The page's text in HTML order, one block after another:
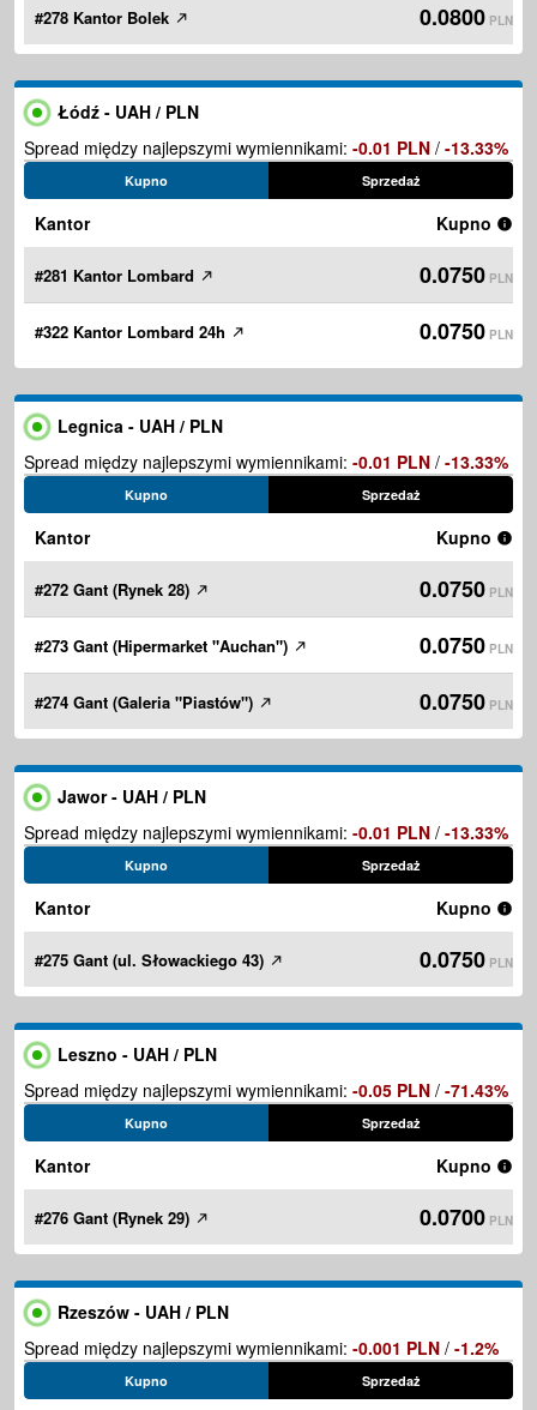
#278 Kantor Bolek 0.0800 PLN
Łódź - UAH / PLN
Spread między najlepszymi wymiennikami: -0.01 PLN / -13.33%
Kupno Sprzedaż
Kantor Kupno
#281 Kantor Lombard 0.0750 PLN
#322 Kantor Lombard 24h 0.0750 PLN
Legnica - UAH / PLN
Spread między najlepszymi wymiennikami: -0.01 PLN / -13.33%
Kupno Sprzedaż
Kantor Kupno
#272 Gant (Rynek 28) 0.0750 PLN
#273 Gant (Hipermarket "Auchan") 0.0750 PLN
#274 Gant (Galeria "Piastów") 0.0750 PLN
Jawor - UAH / PLN
Spread między najlepszymi wymiennikami: -0.01 PLN / -13.33%
Kupno Sprzedaż
Kantor Kupno
#275 Gant (ul. Słowackiego 43) 0.0750 PLN
Leszno - UAH / PLN
Spread między najlepszymi wymiennikami: -0.05 PLN / -71.43%
Kupno Sprzedaż
Kantor Kupno
#276 Gant (Rynek 29) 0.0700 PLN
Rzeszów - UAH / PLN
Spread między najlepszymi wymiennikami: -0.001 PLN / -1.2%
Kupno Sprzedaż